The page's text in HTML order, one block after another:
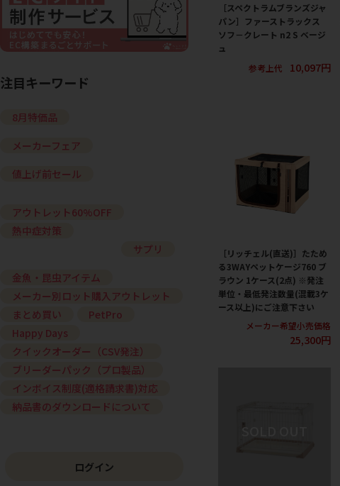
［スペクトラムブランズジャ
パン］ファーストラックス
ソフ－クレート n2 S ベージ
ュ
参考上代
10,097円
［リッチェル(直送)］たため
る3WAYペットケージ760 ブ
ラウン 1ケース(2点) ※発注
単位・最低発注数量(混載3ケ
ース以上)にご注意下さい
メーカー希望小売価格
25,300円
注目キーワード
8月特価品
メーカーフェア
値上げ前セール
アウトレット60%OFF
熱中症対策
サプリ
金魚・昆虫アイテム
メーカー別ロット購入アウトレット
まとめ買い
PetPro
Happy Days
クイックオーダー（CSV発注）
ブリーダーパック（プロ製品）
インボイス制度(適格請求書)対応
納品書のダウンロードについて
ログイン